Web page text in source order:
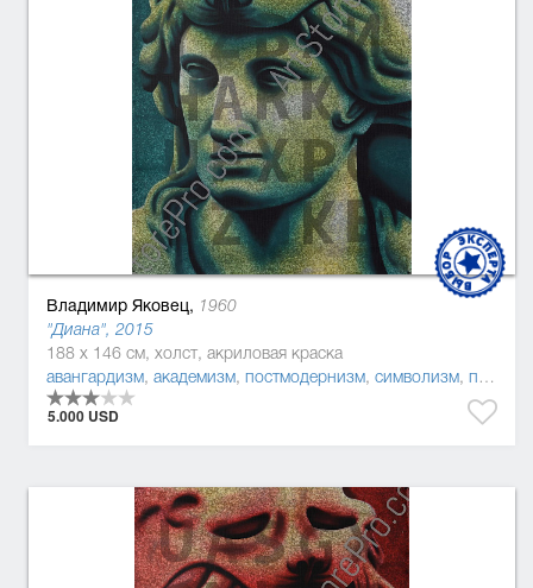
Владимир Яковец, 1960
"Диана", 2015
188 x 146 см, холст, акриловая краска
авангардизм, академизм, постмодернизм, символизм, поп-арт
5.000 USD